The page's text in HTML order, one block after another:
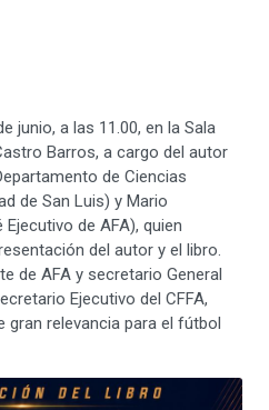
junio, a las 11.00, en la Sala
Barros, a cargo del autor
de Ciencias
de San Luis) y Mario
de AFA), quien
del autor y el libro.
de AFA y secretario General
Ejecutivo del CFFA,
gran relevancia para el fútbol